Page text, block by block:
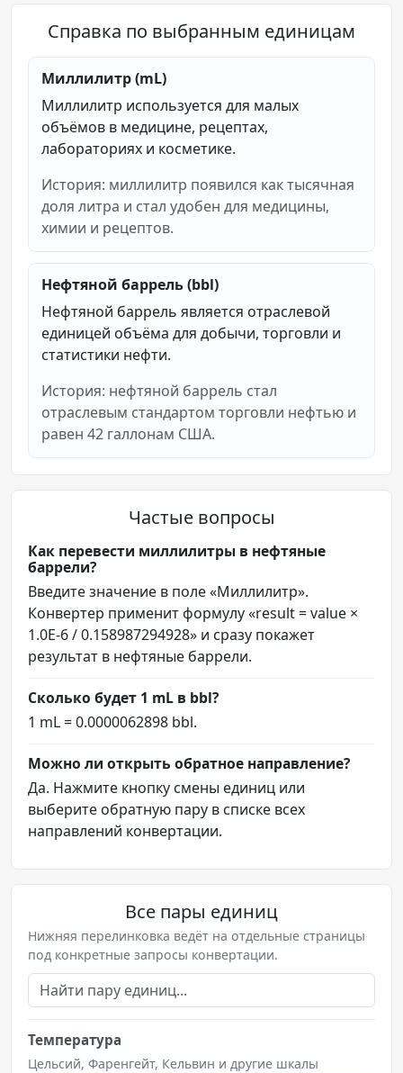
Справка по выбранным единицам
Миллилитр (mL)
Миллилитр используется для малых
объёмов в медицине, рецептах,
лабораториях и косметике.
История: миллилитр появился как тысячная
доля литра и стал удобен для медицины,
химии и рецептов.
Нефтяной баррель (bbl)
Нефтяной баррель является отраслевой
единицей объёма для добычи, торговли и
статистики нефти.
История: нефтяной баррель стал
отраслевым стандартом торговли нефтью и
равен 42 галлонам США.
Частые вопросы
Как перевести миллилитры в нефтяные
баррели?
Введите значение в поле «Миллилитр».
Конвертер применит формулу «result = value ×
1.0E-6 / 0.158987294928» и сразу покажет
результат в нефтяные баррели.
Сколько будет 1 mL в bbl?
1 mL = 0.0000062898 bbl.
Можно ли открыть обратное направление?
Да. Нажмите кнопку смены единиц или
выберите обратную пару в списке всех
направлений конвертации.
Все пары единиц
Нижняя перелинковка ведёт на отдельные страницы
под конкретные запросы конвертации.
Температура
Цельсий, Фаренгейт, Кельвин и другие шкалы